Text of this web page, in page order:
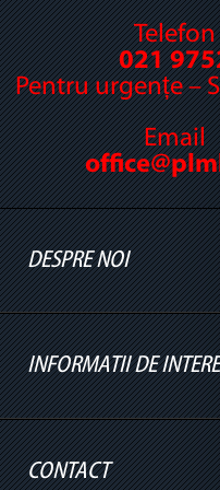
Telefon
021
Pentru urgențe –
Email
DESPRE NOI
Cine suntem
Legislație
Conducere
INFORMATII DE
Informatii legislatie
CONTACT